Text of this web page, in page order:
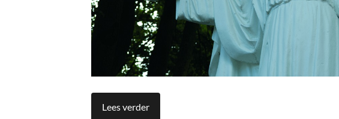
Lees verder